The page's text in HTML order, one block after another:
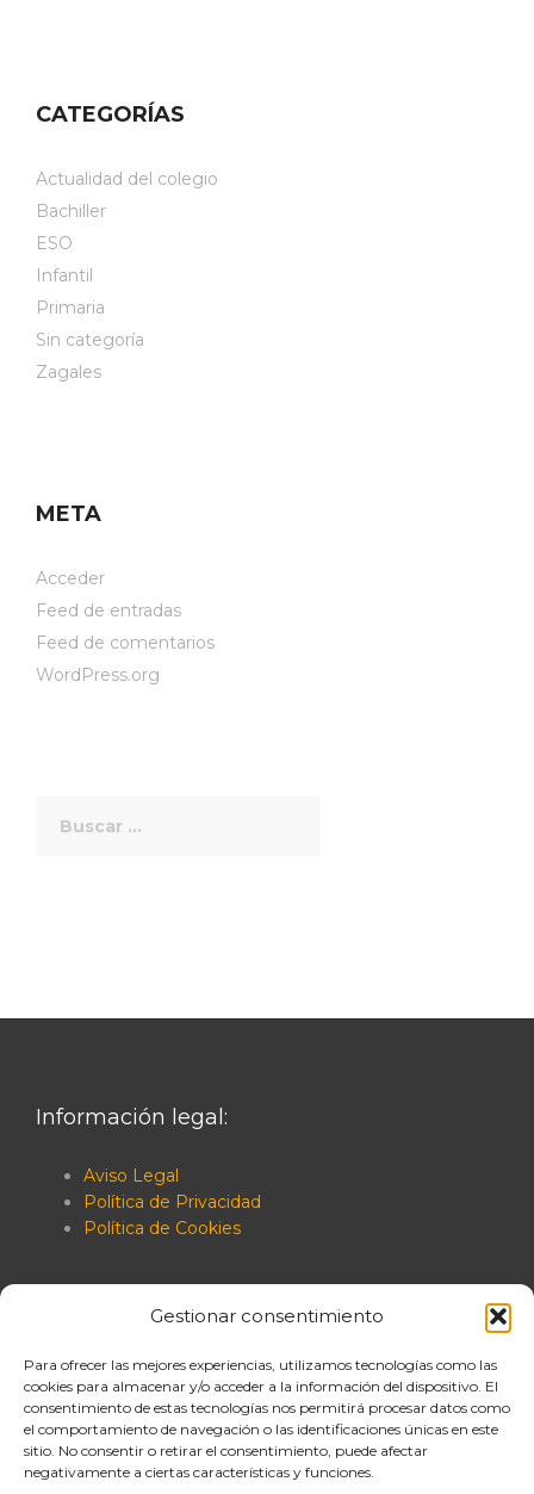
Gestionar consentimiento
Para ofrecer las mejores experiencias, utilizamos tecnologías como las
cookies para almacenar y/o acceder a la información del dispositivo. El
consentimiento de estas tecnologías nos permitirá procesar datos como
el comportamiento de navegación o las identificaciones únicas en este
sitio. No consentir o retirar el consentimiento, puede afectar
negativamente a ciertas características y funciones.
CATEGORÍAS
Actualidad del colegio
Bachiller
ESO
Infantil
Primaria
Sin categoría
Zagales
META
Acceder
Feed de entradas
Feed de comentarios
WordPress.org
Información legal:
Aviso Legal
Política de Privacidad
Política de Cookies